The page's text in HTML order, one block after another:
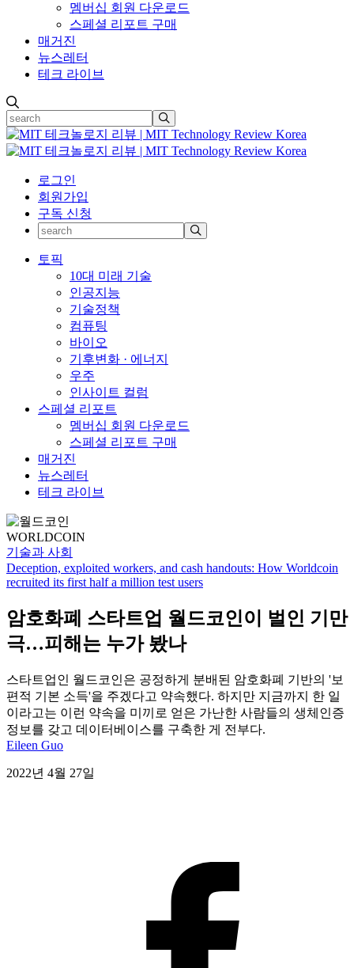
멤버십 회원 다운로드
스페셜 리포트 구매
매거진
뉴스레터
테크 라이브
로그인
회원가입
구독 신청
토픽
10대 미래 기술
인공지능
기술정책
컴퓨팅
바이오
기후변화 · 에너지
우주
인사이트 컬럼
스페셜 리포트
멤버십 회원 다운로드
스페셜 리포트 구매
매거진
뉴스레터
테크 라이브
WORLDCOIN
기술과 사회
Deception, exploited workers, and cash handouts: How Worldcoin
recruited its first half a million test users
암호화폐 스타트업 월드코인이 벌인 기만
극…피해는 누가 봤나
스타트업인 월드코인은 공정하게 분배된 암호화폐 기반의 '보
편적 기본 소득'을 주겠다고 약속했다. 하지만 지금까지 한 일
이라고는 이런 약속을 미끼로 얻은 가난한 사람들의 생체인증
정보를 갖고 데이터베이스를 구축한 게 전부다.
Eileen Guo
2022년 4월 27일